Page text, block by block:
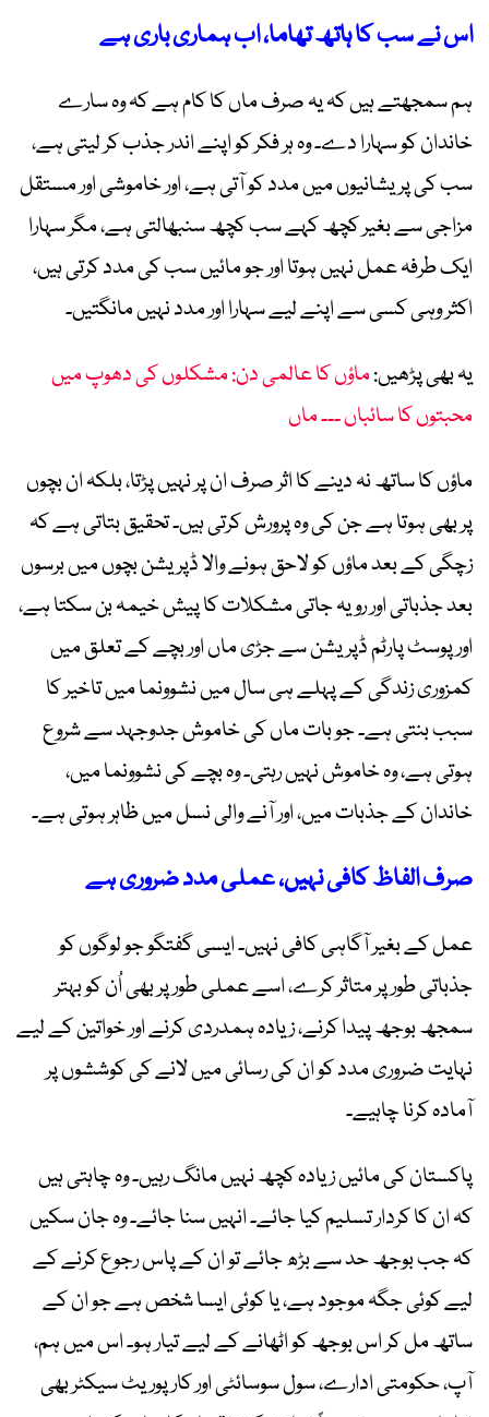
اس نے سب کا ہاتھ تھاما، اب ہماری باری ہے
ہم سمجھتے ہیں کہ یہ صرف ماں کا کام ہے کہ وہ سارے
خاندان کو سہارا دے۔ وہ ہر فکر کو اپنے اندر جذب کر لیتی ہے،
سب کی پریشانیوں میں مدد کو آتی ہے، اور خاموشی اور مستقل
مزاجی سے بغیر کچھ کہے سب کچھ سنبھالتی ہے، مگر سہارا
ایک طرفہ عمل نہیں ہوتا اور جو مائیں سب کی مدد کرتی ہیں،
اکثر وہی کسی سے اپنے لیے سہارا اور مدد نہیں مانگتیں۔
یہ بھی پڑھیں:ماؤں کا عالمی دن: مشکلوں کی دھوپ میں
محبتوں کا سائباں ۔۔۔ ماں
ماؤں کا ساتھ نہ دینے کا اثر صرف ان پر نہیں پڑتا، بلکہ ان بچوں
پر بھی ہوتا ہے جن کی وہ پرورش کرتی ہیں۔ تحقیق بتاتی ہے کہ
زچگی کے بعد ماؤں کو لاحق ہونے والا ڈپریشن بچوں میں برسوں
بعد جذباتی اور رویہ جاتی مشکلات کا پیش خیمہ بن سکتا ہے،
اور پوسٹ پارٹم ڈپریشن سے جڑی ماں اور بچے کے تعلق میں
کمزوری زندگی کے پہلے ہی سال میں نشوونما میں تاخیر کا
سبب بنتی ہے۔ جو بات ماں کی خاموش جدوجہد سے شروع
ہوتی ہے، وہ خاموش نہیں رہتی۔ وہ بچے کی نشوونما میں،
خاندان کے جذبات میں، اور آنے والی نسل میں ظاہر ہوتی ہے۔
صرف الفاظ کافی نہیں، عملی مدد ضروری ہے
عمل کے بغیر آگاہی کافی نہیں۔ ایسی گفتگو جو لوگوں کو
جذباتی طور پر متاثر کرے، اسے عملی طور پر بھی اُن کو بہتر
سمجھ بوجھ پیدا کرنے، زیادہ ہمدردی کرنے اور خواتین کے لیے
نہایت ضروری مدد کو ان کی رسائی میں لانے کی کوششوں پر
آمادہ کرنا چاہیے۔
پاکستان کی مائیں زیادہ کچھ نہیں مانگ رہیں۔ وہ چاہتی ہیں
کہ ان کا کردار تسلیم کیا جائے۔ انہیں سنا جائے۔ وہ جان سکیں
کہ جب بوجھ حد سے بڑھ جائے تو ان کے پاس رجوع کرنے کے
لیے کوئی جگہ موجود ہے، یا کوئی ایسا شخص ہے جو ان کے
ساتھ مل کر اس بوجھ کو اٹھانے کے لیے تیار ہو۔ اس میں ہم،
آپ، حکومتی ادارے، سول سوسائٹی اور کارپوریٹ سیکٹر بھی